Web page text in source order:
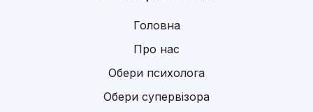
Головна
Про нас
Обери психолога
Обери супервізора